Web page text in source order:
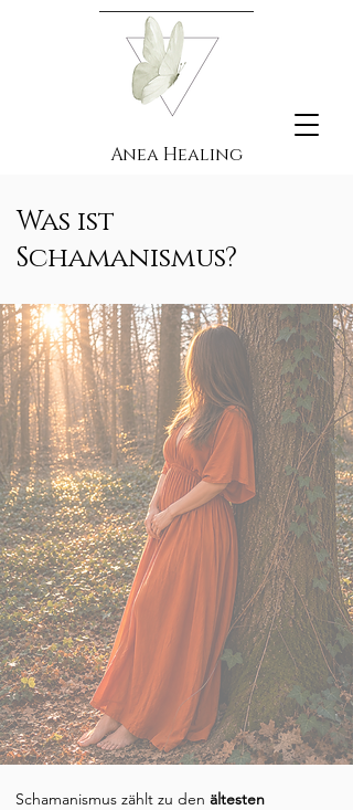
Anea Healing
Was ist
Schamanismus?
Schamanismus zählt zu den ältesten